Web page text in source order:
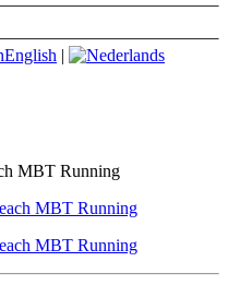
English |
MBT Running